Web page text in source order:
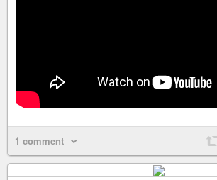
1 comment